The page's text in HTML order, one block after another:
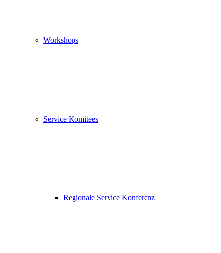
Workshops
Service Komitees
Regionale Service Konferenz